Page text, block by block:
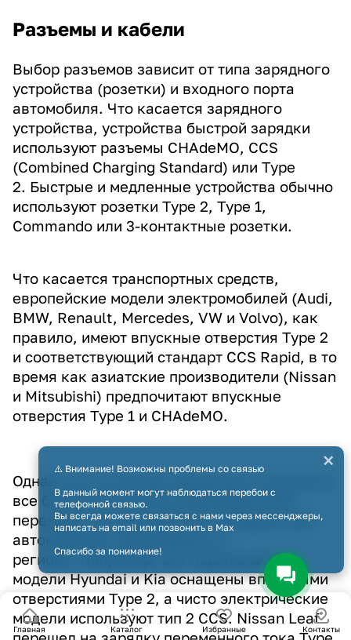
Разъемы и кабели
Выбор разъемов зависит от типа зарядного
устройства (розетки) и входного порта
автомобиля. Что касается зарядного
устройства, устройства быстрой зарядки
используют разъемы CHAdeMO, CCS
(Combined Charging Standard) или Type
2. Быстрые и медленные устройства обычно
используют розетки Type 2, Type 1,
Commando или 3-контактные розетки.
Что касается транспортных средств,
европейские модели электромобилей (Audi,
BMW, Renault, Mercedes, VW и Volvo), как
правило, имеют впускные отверстия Type 2
и соответствующий стандарт CCS Rapid, в то
время как азиатские производители (Nissan
и Mitsubishi) предпочитают впускные
отверстия Type 1 и CHAdeMO.
Однако это не всегда применимо, поскольку
все больше азиатских производителей
переходят на европейские стандарты для
автомобилей, продаваемых в
регионе. Например, все подключаемые
модели Hyundai и Kia оснащены впускными
отверстиями Type 2, а чисто электрические
модели используют тип 2 CCS. Nissan Leaf
Главная Каталог Избранные Контакты
⚠️ Внимание! Возможны проблемы со связью
В данный момент могут наблюдаться перебои с
телефонной связью.
Вы всегда можете связаться с нами через мессенджеры,
написать на email или позвонить в Max
Спасибо за понимание!
×